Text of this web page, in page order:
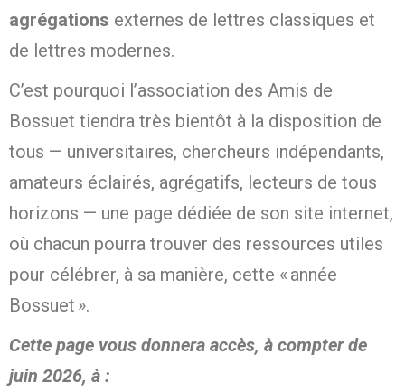
agrégations externes de lettres classiques et
de lettres modernes.
C’est pourquoi l’association des Amis de
Bossuet tiendra très bientôt à la disposition de
tous — universitaires, chercheurs indépendants,
amateurs éclairés, agrégatifs, lecteurs de tous
horizons — une page dédiée de son site internet,
où chacun pourra trouver des ressources utiles
pour célébrer, à sa manière, cette « année
Bossuet ».
Cette page vous donnera accès, à compter de
juin 2026, à :